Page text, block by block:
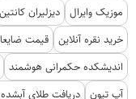
موزیک وایرال دیزلیران کانتین
خرید نقره آنلاین قیمت
اندیشکده حکمرانی هوشمند
آپ تیون دریافت طلای